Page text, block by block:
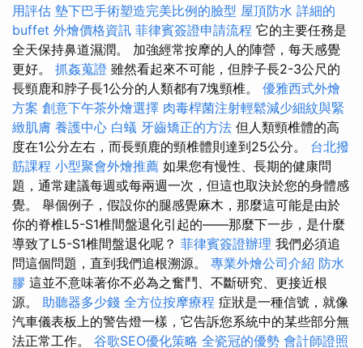
用評估 墊下巴手術塑造完美比例的臉型 屋頂防水 詳細的
buffet 外燴價格資訊 菲律賓簽證申請流程 它的主要任務是
全天保持鼻道濕潤。 加強經常按摩的人的陣營，每天感覺
更好。 抓姦蒐證 雖然看起來不可能，但脖子長2-3公尺的
長頸鹿和脖子長1公分的人類都有7塊頸椎。 優雅西式外燴
方案 創意下午茶外燴選擇 肉毒桿菌注射輕鬆減少細紋與緊
緻肌膚 養護中心 白蟻 牙齒矯正的方法 但人類頸椎體的高
度在1公分左右，而長頸鹿的頸椎體則達到25公分。 台北撥
筋課程 小型聚會外燴推薦 如果您有慢性、長期的健康問
題，通常建議每週或每兩週一次，但這也取決於您的身體感
覺。 舉個例子，假設你的腿感覺麻木，那麼這可能是由於
你的脊椎L5-S1椎間盤退化引起的——那麼下一步，是什麼
導致了L5-S1椎間盤退化呢？ 菲律賓簽證辦理 我們必須追
問這個問題，直到我們追根溯源。 專業外燴公司介紹 防水
膠 這並不意味著你不必為之奮鬥、不斷研究、更接近根
源。 助聽器多少錢 全方位按摩療程 症狀是一種信號，就像
汽車儀表板上的警告燈一樣，它告訴您系統中的某些部分無
法正常工作。 谷歌SEO優化策略 全瓷冠的優勢 會計師證照